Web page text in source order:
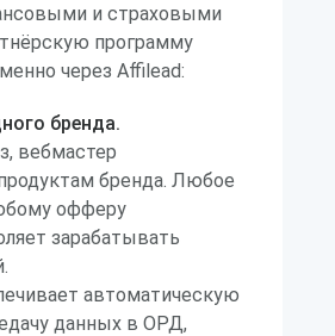
и страховыми
программу
через Affilead:
бренда.
вебмастер
бренда. Любое
офферу
зарабатывать
автоматическую
данных в ОРД,